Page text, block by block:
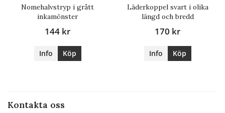
Nomehalvstryp i grått
inkamönster
144 kr
Info Köp
Läderkoppel svart i olika
längd och bredd
170 kr
Info Köp
Kontakta oss